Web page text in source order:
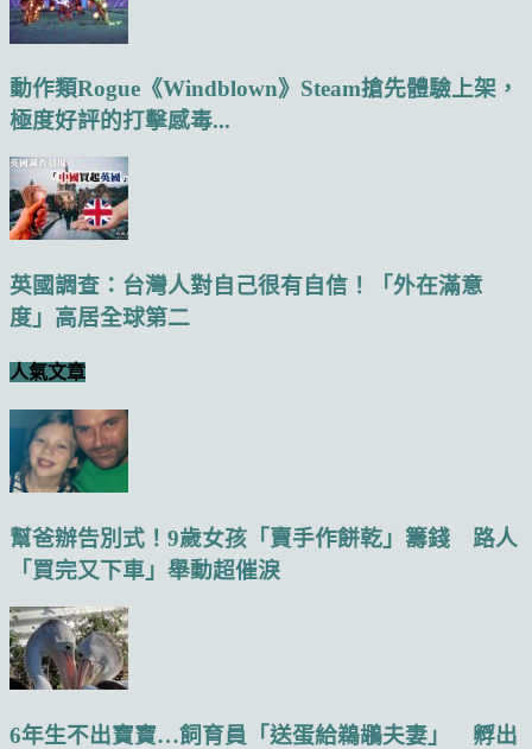
動作類Rogue《Windblown》Steam搶先體驗上架，
極度好評的打擊感毒...
英國調查：台灣人對自己很有自信！「外在滿意
度」高居全球第二
人氣文章
幫爸辦告別式！9歲女孩「賣手作餅乾」籌錢 路人
「買完又下車」舉動超催淚
6年生不出寶寶…飼育員「送蛋給鵜鶘夫妻」 孵出